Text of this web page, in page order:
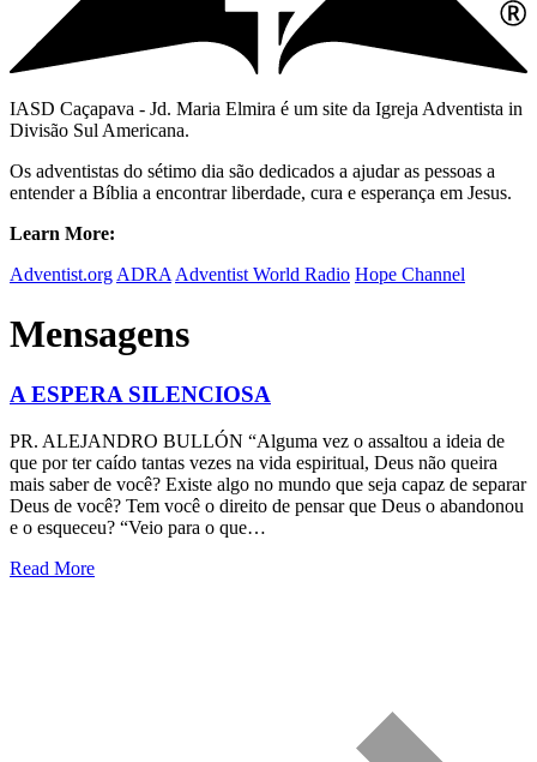
IASD Caçapava - Jd. Maria Elmira é um site da Igreja Adventista in
Divisão Sul Americana.
Os adventistas do sétimo dia são dedicados a ajudar as pessoas a
entender a Bíblia a encontrar liberdade, cura e esperança em Jesus.
Learn More:
Adventist.org ADRA Adventist World Radio Hope Channel
Mensagens
A ESPERA SILENCIOSA
PR. ALEJANDRO BULLÓN “Alguma vez o assaltou a ideia de
que por ter caído tantas vezes na vida espiritual, Deus não queira
mais saber de você? Existe algo no mundo que seja capaz de separar
Deus de você? Tem você o direito de pensar que Deus o abandonou
e o esqueceu? “Veio para o que…
Read More